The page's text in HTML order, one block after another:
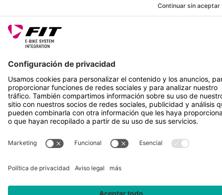
SÍGUENOS EN
*Precio de venta recomendado incl. IVA más gastos de envío